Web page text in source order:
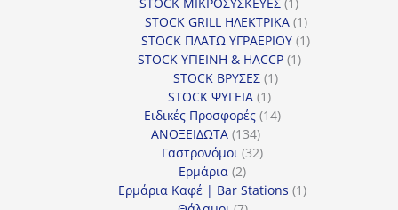
προϊόν
STOCK GRILL ΗΛΕΚΤΡΙΚΑ 11
προϊόν
STOCK ΠΛΑΤΩ ΥΓΡΑΕΡΙΟΥ 11
STOCK ΥΓΙΕΙΝΗ & HACCP 11
STOCK ΒΡΥΣΕΣ 11
STOCK ΨΥΓΕΙΑ 11
προϊόν
Ειδικές Προσφορές 1414
ΑΝΟΞΕΙΔΩΤΑ 134134
προϊόντα
Γαστρονόμοι 3232
Ερμάρια 22
προϊόντα
Ερμάρια Καφέ | Bar Stations 11